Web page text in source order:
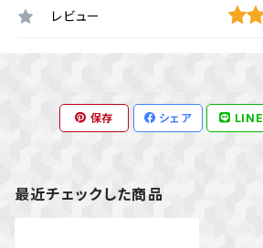
レビュー
保存 シェア LINE
最近チェックした商品